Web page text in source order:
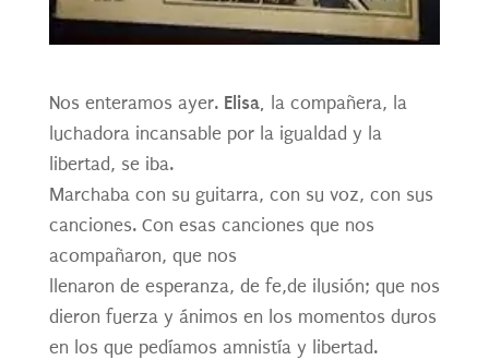
Nos enteramos ayer. Elisa, la compañera, la
luchadora incansable por la igualdad y la
libertad, se iba.
Marchaba con su guitarra, con su voz, con sus
canciones. Con esas canciones que nos
acompañaron, que nos
llenaron deesperanza, defe,deilusión; que nos
dieron fuerza y ánimos en los momentos duros
en los que pedíamos amnistía y libertad.